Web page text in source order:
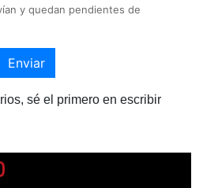
y quedan pendientes de
Enviar
sé el primero en escribir